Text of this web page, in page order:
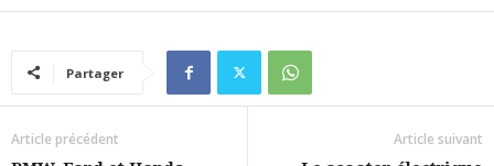
Partager
Article précédent Article suivant